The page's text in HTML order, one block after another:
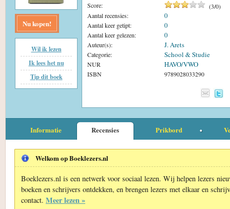
Nu kopen!
Wil ik lezen
Ik lees het nu
Tip dit boek
Score: (3/0)
Aantal recensies:
0
Aantal keer getipt: 0
Aantal keer gelezen: 0
Auteur(s): J. Arets
Categorie: School & Studie
NUR HAVO/VWO
ISBN 9789028033290
Informatie Recensies Prikbord
Welkom op Boeklezers.nl
Boeklezers.nl is een netwerk voor sociaal lezen. Wij helpen lezers
boeken en schrijvers ontdekken, en brengen lezers met elkaar en
contact. Meer lezen »